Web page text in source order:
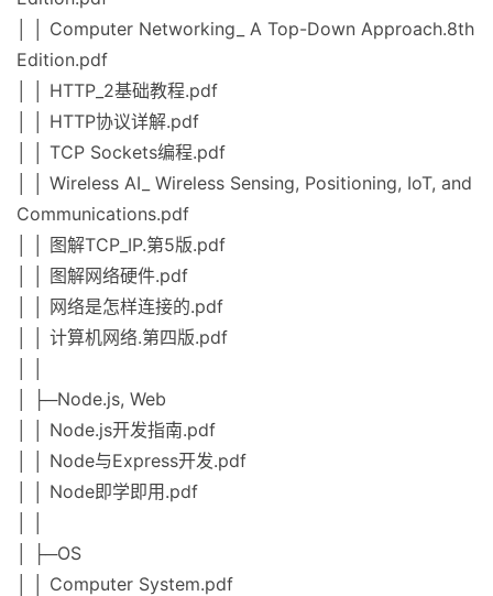
│ │ Computer Networking_ A Top-Down Approach.8th
Edition.pdf
│ │ HTTP_2基础教程.pdf
│ │ HTTP协议详解.pdf
│ │ TCP Sockets编程.pdf
│ │ Wireless AI_ Wireless Sensing, Positioning, IoT, and
Communications.pdf
│ │ 图解TCP_IP.第5版.pdf
│ │ 图解网络硬件.pdf
│ │ 网络是怎样连接的.pdf
│ │ 计算机网络.第四版.pdf
│ ├─Node.js, Web
│ │ Node.js开发指南.pdf
│ │ Node与Express开发.pdf
│ │ Node即学即用.pdf
│ ├─OS
│ │ Computer System.pdf